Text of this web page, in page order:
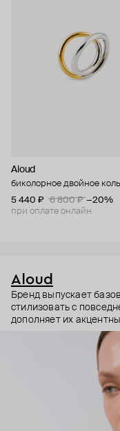
Aloud
биколорное двойное
5 440 ₽
6 800 ₽ −20%
при оплате онлайн
Aloud
Бренд выпускает
стилизовать с
дополняет их
долгосрочные тренды,
людьми, Aloud
в названии бренда
голос и